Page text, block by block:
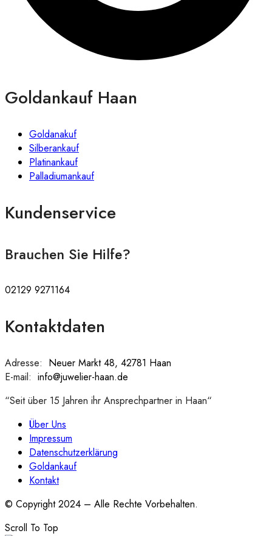
Goldankauf Haan
Goldanakuf
Silberankauf
Platinankauf
Palladiumankauf
Kundenservice
Brauchen Sie Hilfe?
02129 9271164
Kontaktdaten
Adresse: Neuer Markt 48, 42781 Haan
E-mail: info@juwelier-haan.de
“Seit über 15 Jahren ihr Ansprechpartner in Haan“
Über Uns
Impressum
Datenschutzerklärung
Goldankauf
Kontakt
© Copyright 2024 – Alle Rechte Vorbehalten.
Scroll To Top